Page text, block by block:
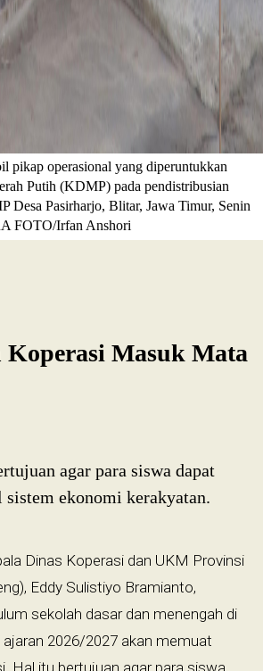
pikap operasional yang diperuntukkan
Putih (KDMP) pada pendistribusian
Desa Pasirharjo, Blitar, Jawa Timur, Senin
FOTO/Irfan Anshori
Masuk Mata
agar para siswa dapat
sistem ekonomi kerakyatan.
Dinas Koperasi dan UKM Provinsi
Eddy Sulistiyo Bramianto,
sekolah dasar dan menengah di
2026/2027 akan memuat
Hal itu bertujuan agar para siswa